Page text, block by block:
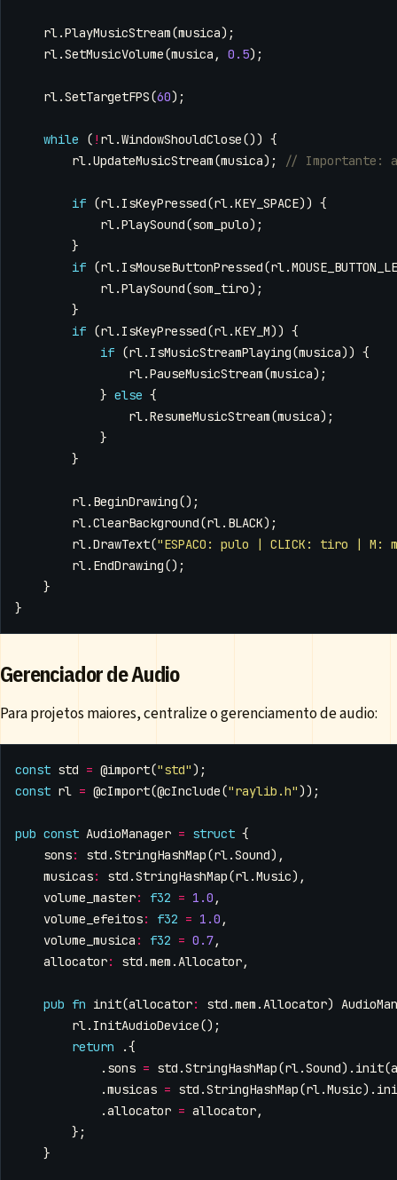
rl.PlayMusicStream(musica);
rl.SetMusicVolume(musica , 0.5);
rl.SetTargetFPS(60);
while ( ! rl.WindowShouldClose()) {
rl.UpdateMusicStream(musica);
if (rl. IsKeyPressed(rl.KEY_SPACE)) {
rl.PlaySound(som_pulo);
}
if (rl. IsMouseButtonPressed(rl.
rl.PlaySound(som_tiro);
}
if (rl. IsKeyPressed(rl.KEY_M)) {
if (rl. IsMusicStreamPlaying(musica)) {
rl.PauseMusicStream(musica);
} else {
rl.ResumeMusicStream(musica);
}
}
rl. BeginDrawing();
rl.ClearBackground(rl. BLACK);
rl.DrawText("ESPACO: pulo | CLICK: tiro | M:
rl. EndDrawing();
}
}
Gerenciador de Audio
Para projetos maiores, centralize o gerenciamento de audio:
const std = @import("std" );
const rl = @cImport(@cInclude("raylib.h" ));
pub const AudioManager = struct {
sons: std .StringHashMap(rl.Sound),
musicas: std .StringHashMap(rl.Music),
volume_master: f32 = 1.0 ,
volume_efeitos: f32 = 1.0 ,
volume_musica : f32 = 0.7,
allocator: std .mem .Allocator,
pub fn init(allocator: std .mem .Allocator)
rl. InitAudioDevice();
return
.{
. sons = std .StringHashMap(rl.Sound). init(
.musicas = std .StringHashMap(rl.Music).
.allocator = allocator,
};
}